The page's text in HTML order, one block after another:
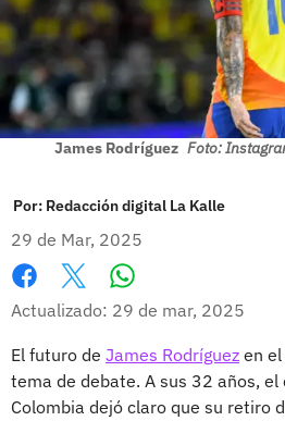
James Rodríguez Foto:
Por: Redacción digital La Kalle
29 de Mar, 2025
Facebook
X
Actualizado: 29 de mar, 2025
El futuro de James Rodríguez en
tema de debate. A sus 32 años, el
Colombia dejó claro que su retiro